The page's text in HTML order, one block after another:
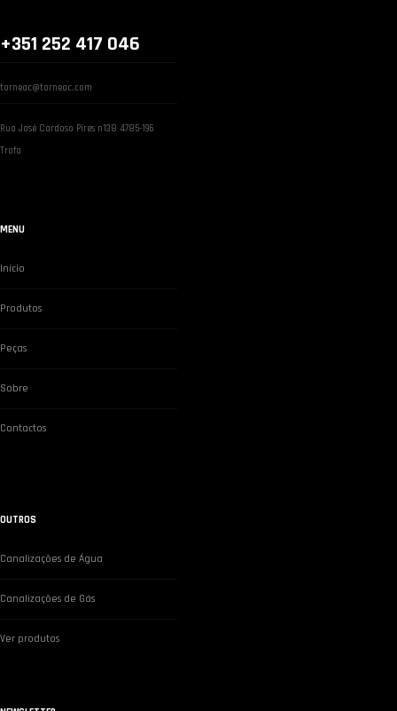
+351 252 417 046
torneac@torneac.com
Rua José Cardoso Pires n138 4785-196
Trofa
MENU
Início
Produtos
Peças
Sobre
Contactos
OUTROS
Canalizações de Água
Canalizações de Gás
Ver produtos